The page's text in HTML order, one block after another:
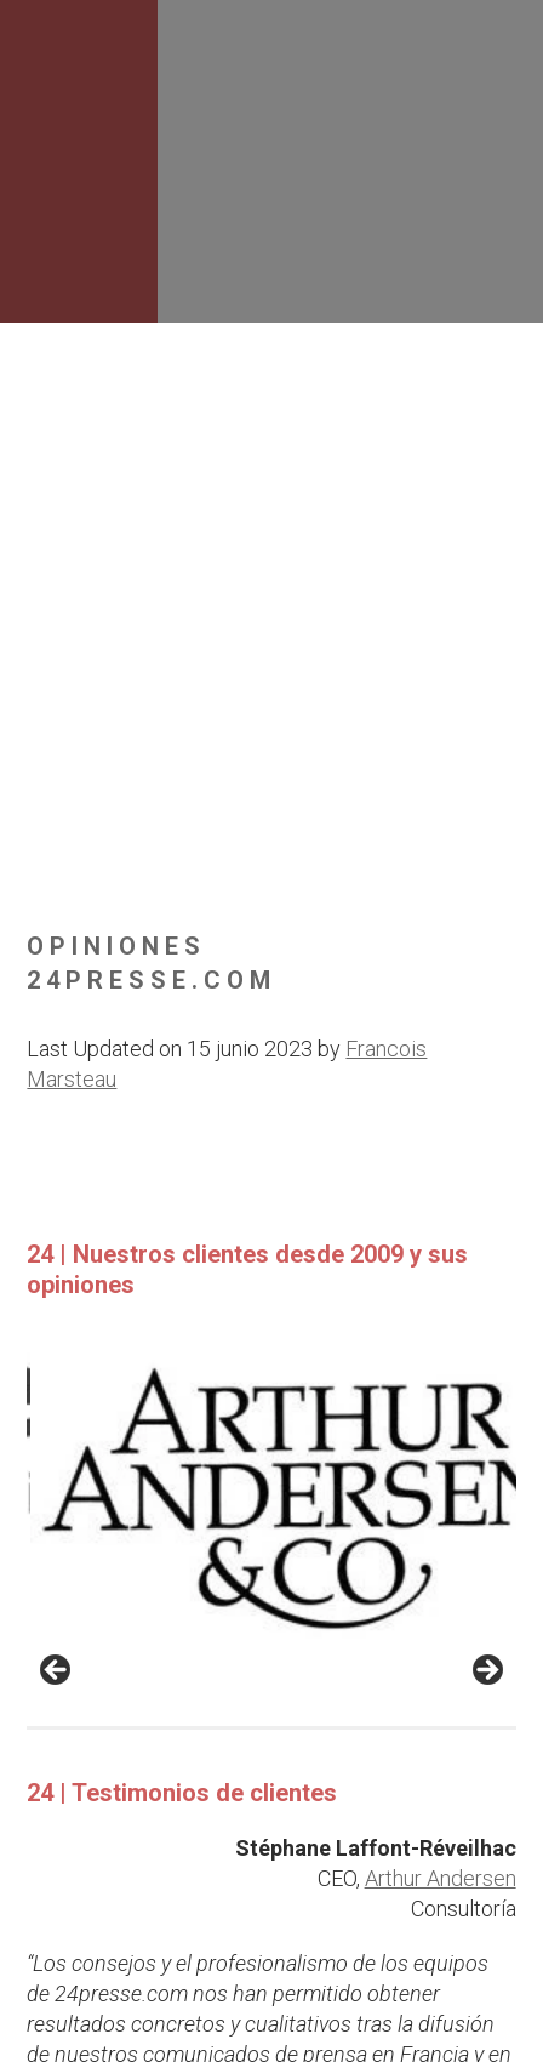
OPINIONES
24PRESSE.COM
Last Updated on 15 junio 2023 by Francois
Marsteau
24 | Nuestros clientes desde 2009 y sus
opiniones
24 | Testimonios de clientes
Stéphane Laffont-Réveilhac
CEO, Arthur Andersen
Consultoría
“Los consejos y el profesionalismo de los equipos
de 24presse.com nos han permitido obtener
resultados concretos y cualitativos tras la difusión
de nuestros comunicados de prensa en Francia y en